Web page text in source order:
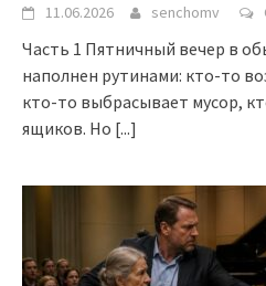
11.06.2026 senchomv
Часть 1 Пятничный вечер в
наполнен рутинами: кто-то
кто-то выбрасывает мусор,
ящиков. Но [...]